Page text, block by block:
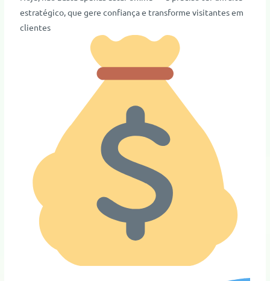
estratégico, que gere confiança e transforme visitantes em
clientes